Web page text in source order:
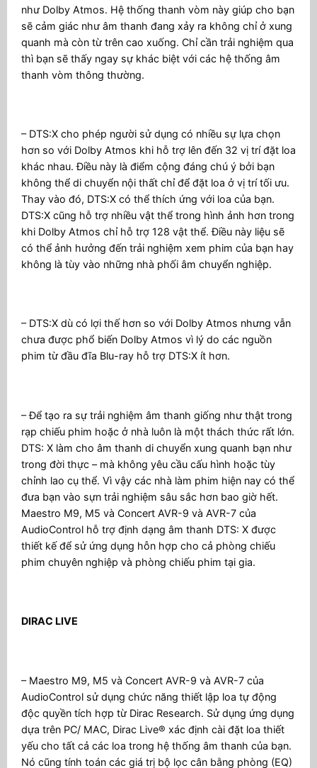
như Dolby Atmos. Hệ thống thanh vòm này giúp cho bạn
sẽ cảm giác như âm thanh đang xảy ra không chỉ ở xung
quanh mà còn từ trên cao xuống. Chỉ cần trải nghiệm qua
thì bạn sẽ thấy ngay sự khác biệt với các hệ thống âm
thanh vòm thông thường.
– DTS:X cho phép người sử dụng có nhiều sự lựa chọn
hơn so với Dolby Atmos khi hỗ trợ lên đến 32 vị trí đặt loa
khác nhau. Điều này là điểm cộng đáng chú ý bởi bạn
không thể di chuyển nội thất chỉ để đặt loa ở vị trí tối ưu.
Thay vào đó, DTS:X có thể thích ứng với loa của bạn.
DTS:X cũng hỗ trợ nhiều vật thể trong hình ảnh hơn trong
khi Dolby Atmos chỉ hỗ trợ 128 vật thể. Điều này liệu sẽ
có thể ảnh hưởng đến trải nghiệm xem phim của bạn hay
không là tùy vào những nhà phối âm chuyển nghiệp.
– DTS:X dù có lợi thế hơn so với Dolby Atmos nhưng vẫn
chưa được phổ biến Dolby Atmos vì lý do các nguồn
phim từ đầu đĩa Blu-ray hỗ trợ DTS:X ít hơn.
– Để tạo ra sự trải nghiệm âm thanh giống như thật trong
rạp chiếu phim hoặc ở nhà luôn là một thách thức rất lớn.
DTS: X làm cho âm thanh di chuyển xung quanh bạn như
trong đời thực – mà không yêu cầu cấu hình hoặc tùy
chỉnh lao cụ thể. Vì vậy các nhà làm phim hiện nay có thể
đưa bạn vào sựn trải nghiệm sâu sắc hơn bao giờ hết.
Maestro M9, M5 và Concert AVR-9 và AVR-7 của
AudioControl hỗ trợ định dạng âm thanh DTS: X được
thiết kế để sử ứng dụng hỗn hợp cho cả phòng chiếu
phim chuyên nghiệp và phòng chiếu phim tại gia.
DIRAC LIVE
– Maestro M9, M5 và Concert AVR-9 và AVR-7 của
AudioControl sử dụng chức năng thiết lập loa tự động
độc quyền tích hợp từ Dirac Research. Sử dụng ứng dụng
dựa trên PC/ MAC, Dirac Live® xác định cài đặt loa thiết
yếu cho tất cả các loa trong hệ thống âm thanh của bạn.
Nó cũng tính toán các giá trị bộ lọc cân bằng phòng (EQ)